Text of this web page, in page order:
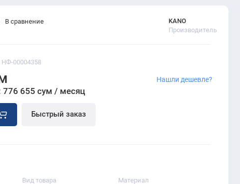
НФ-00004358
KANO
Производитель
776 655 сум / месяц
Быстрый заказ
Нашли дешевле?
В сравнение
Вид товара Материал